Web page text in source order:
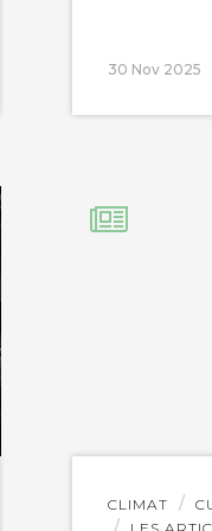
30 Nov 2025
CLIMAT
Lire
l'article